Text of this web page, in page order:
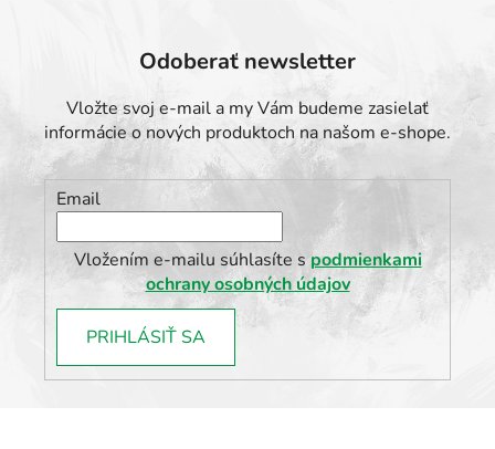
s
Odoberať newsletter
Vložte svoj e-mail a my Vám budeme zasielať
informácie o nových produktoch na našom e-shope.
Email
Vložením e-mailu súhlasíte spodmienkami
ochrany osobných údajov
PRIHLÁSIŤ SA